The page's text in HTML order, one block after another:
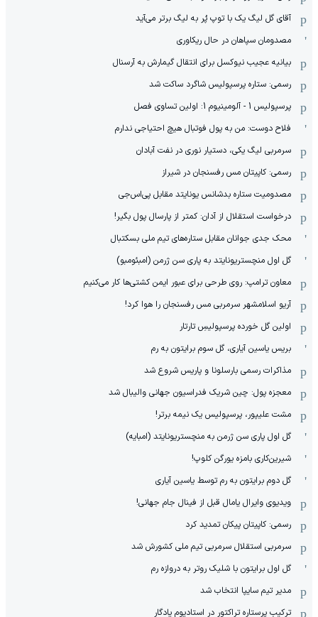
آقای گل لیگ یک با توپ پُر به لیگ برتر می‌آید
مصدومان سپاهان در حال ریکاوری
بیانیه عجیب نیوکسل برای انتقال گیمارش به آرسنال
رسمی: ستاره پرسپولیس شاگرد ساکت شد
پرسپولیس 1 - آلومینیوم 1: اولین تساوی فصل
فلاح دوست: من به پول فوتبال هیچ احتیاجی ندارم
سرمربی لیگ یکی، دستیار نوری در نفت آبادان
رسمی: کاپیتان مس رفسنجان در شیراز
مصدومیت ستاره بدشانس یونایتد مقابل پی‌اس‌جی
درخواست استقلال از آدان: کمتر از پارسال پول بگیر!
محک جدی ‌جوانان مقابل ستاره‌های تیم ملی بسکتبال
گل اول منچستریونایتد به پاری سن ژرمن (امبئومبو)
معاون ترامپ: روی طرحی برای عبور ایمن کشتی‌ها کار می‌کنیم
آریو اسلامشهر سرمربی مس رفسنجان را هوا کرد!
اولین گل خورده پرسپولیسِ تارتار
بریس یاسین آیاری، گل سوم برایتون به رم
مذاکرات رسمی بارسلونا و پاریس شروع شد
معجزه پول: چین شریک فدراسیون جهانی والیبال شد
مشت علیپور، پرسپولیس یک نیمه برتر!
گل اول پاری سن ژرمن به منچستریونایتد (امبایه)
شیرین‌کاری بامزه یورگن کلوپ!
گل دوم برایتون به رم توسط یاسین آیاری
ویدیوی وایرال یامال قبل از فینال جام جهانی!
رسمی: کاپیتان پیکان تمدید کرد
سرمربی استقلال سرمربی تیم ملی کشورش شد
گل اول برایتون با شلیک روتر به دروازه رم
مدیر تیم سایپا انتخاب شد
ترکیب پرستاره تراکتور در استادیوم یادگار